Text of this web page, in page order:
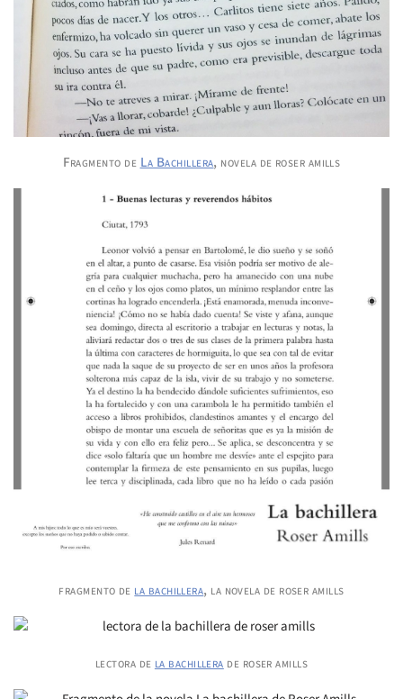
Fragmento de La Bachillera, novela de roser amills
fragmento de la bachillera, la novela de roser amills
lectora de la bachillera de roser amills